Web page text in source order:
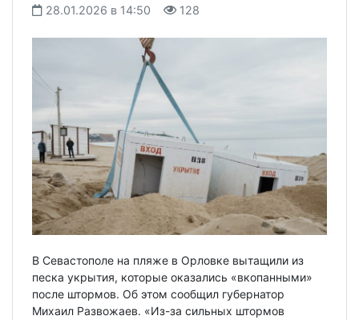
28.01.2026 в 14:50 128
В Севастополе на пляже в Орловке вытащили из
песка укрытия, которые оказались «вкопанными»
после штормов. Об этом сообщил губернатор
Михаил Развожаев. «Из-за сильных штормов